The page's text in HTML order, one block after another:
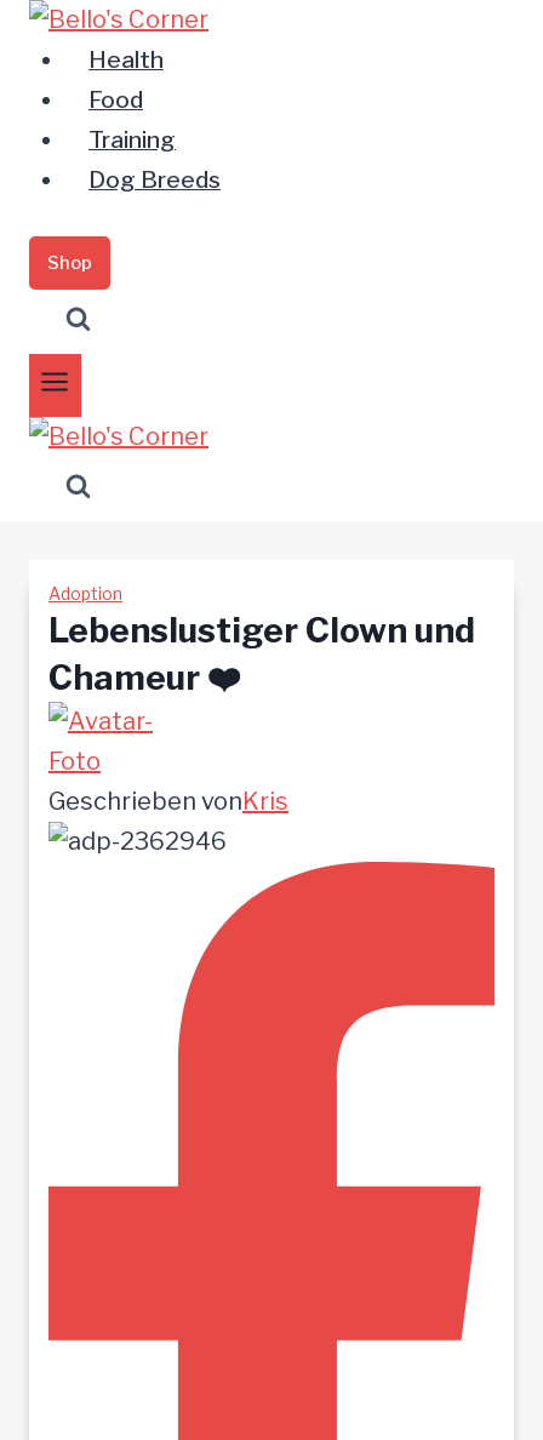
Zum
Inhalt
springen
Health
Food
Training
Dog Breeds
Shop
Adoption
Lebenslustiger Clown und
Chameur ❤️
Geschrieben vonKris